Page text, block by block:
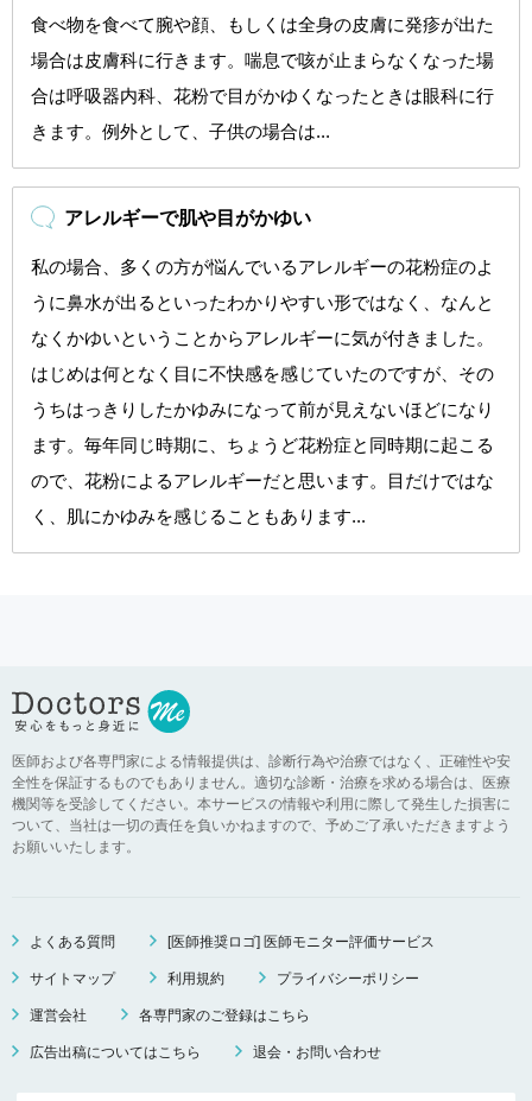
食べ物を食べて腕や顔、もしくは全身の皮膚に発疹が出た
場合は皮膚科に行きます。喘息で咳が止まらなくなった場
合は呼吸器内科、花粉で目がかゆくなったときは眼科に行
きます。例外として、子供の場合は...
アレルギーで肌や目がかゆい
私の場合、多くの方が悩んでいるアレルギーの花粉症のよ
うに鼻水が出るといったわかりやすい形ではなく、なんと
なくかゆいということからアレルギーに気が付きました。
はじめは何となく目に不快感を感じていたのですが、その
うちはっきりしたかゆみになって前が見えないほどになり
ます。毎年同じ時期に、ちょうど花粉症と同時期に起こる
ので、花粉によるアレルギーだと思います。目だけではな
く、肌にかゆみを感じることもあります...
医師および各専門家による情報提供は、診断行為や治療ではなく、正確性や安
全性を保証するものでもありません。適切な診断・治療を求める場合は、医療
機関等を受診してください。本サービスの情報や利用に際して発生した損害に
ついて、当社は一切の責任を負いかねますので、予めご了承いただきますよう
お願いいたします。
よくある質問 [医師推奨ロゴ] 医師モニター評価サービス
サイトマップ 利用規約 プライバシーポリシー
運営会社 各専門家のご登録はこちら
広告出稿についてはこちら 退会・お問い合わせ